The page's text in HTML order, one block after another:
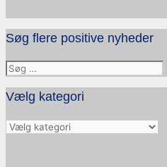
Søg flere positive nyheder
Søg
efter:
Vælg kategori
Vælg